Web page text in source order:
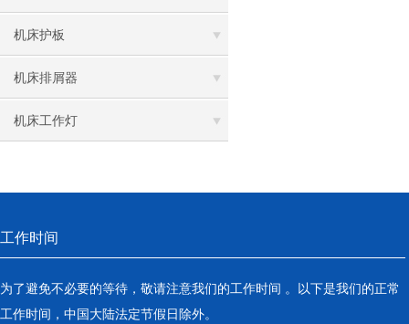
机床护板
机床排屑器
机床工作灯
工作时间
为了避免不必要的等待，敬请注意我们的工作时间 。以下是我们的正常
工作时间，中国大陆法定节假日除外。